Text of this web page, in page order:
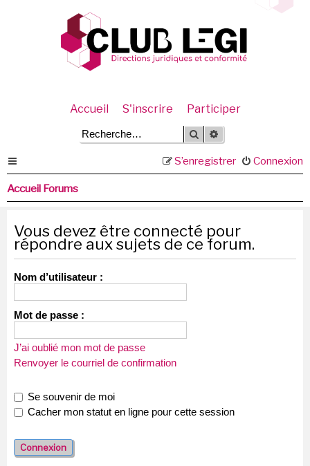
Accueil S'inscrire Participer
Rechercher
Connexion
S’enregistrer
Accueil Forums
Vous devez être connecté pour
répondre aux sujets de ce forum.
Nom d’utilisateur :
Mot de passe :
J’ai oublié mon mot de passe
Renvoyer le courriel de confirmation
Se souvenir de moi
Cacher mon statut en ligne pour cette session